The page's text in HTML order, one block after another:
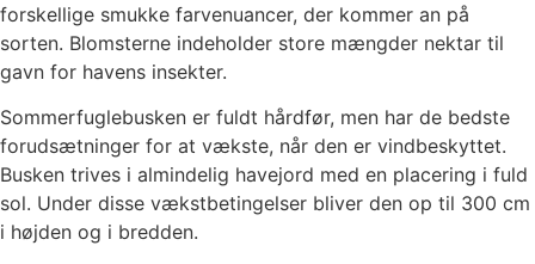
forskellige smukke farvenuancer, der kommer an på
sorten. Blomsterne indeholder store mængder nektar til
gavn for havens insekter.
Sommerfuglebusken er fuldt hårdfør, men har de bedste
forudsætninger for at vækste, når den er vindbeskyttet.
Busken trives i almindelig havejord med en placering i fuld
sol. Under disse vækstbetingelser bliver den op til 300 cm
i højden og i bredden.